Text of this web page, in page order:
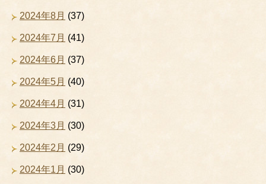
2024年8月 (37)
2024年7月 (41)
2024年6月 (37)
2024年5月 (40)
2024年4月 (31)
2024年3月 (30)
2024年2月 (29)
2024年1月 (30)